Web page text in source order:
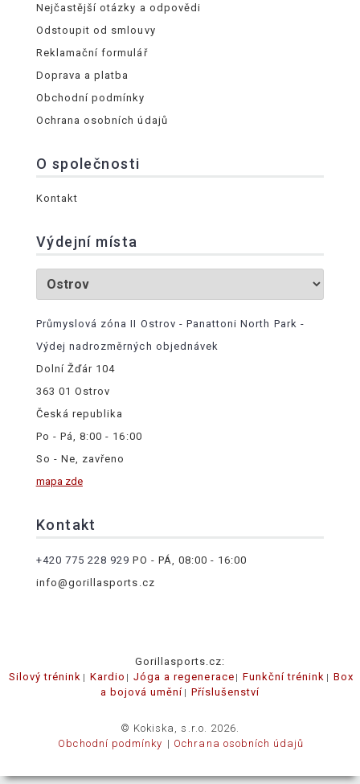
Nejčastější otázky a odpovědi
Odstoupit od smlouvy
Reklamační formulář
Doprava a platba
Obchodní podmínky
Ochrana osobních údajů
O společnosti
Kontakt
Výdejní místa
Průmyslová zóna II Ostrov - Panattoni North Park -
Výdej nadrozměrných objednávek
Dolní Žďár 104
363 01 Ostrov
Česká republika
Po - Pá, 8:00 - 16:00
So - Ne, zavřeno
mapa zde
Kontakt
+420 775 228 929 PO - PÁ, 08:00 - 16:00
info@gorillasports.cz
Gorillasports.cz:
Silový trénink
Kardio Jóga a regenerace Funkční trénink
Box
a bojová umění
Příslušenství
© Kokiska, s.r.o. 2026.
Obchodní podmínky
Ochrana osobních údajů